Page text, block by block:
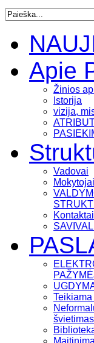
Apie
Žinios
Istorija
vizija,
Vadovai
Mokytojai
Kontaktai
švietimas